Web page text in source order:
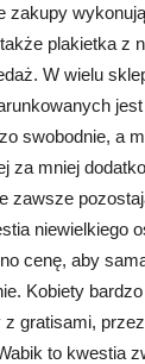
zakupy
plakietka z
W wielu
swobodnie, a
za mniej
zawsze
niewielkiego
cenę, aby
Kobiety
z gratisami,
to kwestia